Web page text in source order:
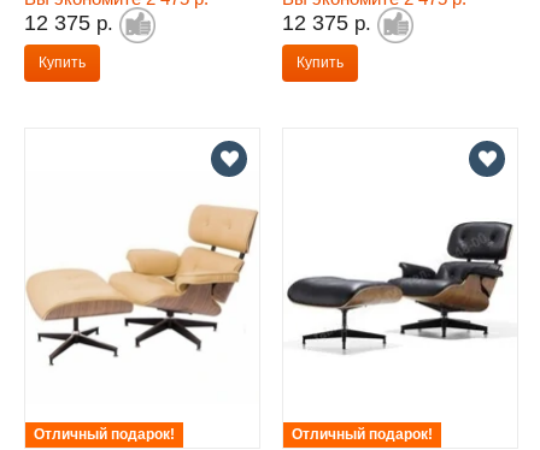
12 375 р.
Купить
12 375 р.
Купить
Отличный подарок! Отличный подарок!